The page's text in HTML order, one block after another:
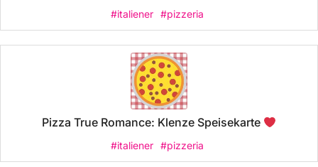
#italiener #pizzeria
Pizza True Romance: Klenze Speisekarte
#italiener #pizzeria